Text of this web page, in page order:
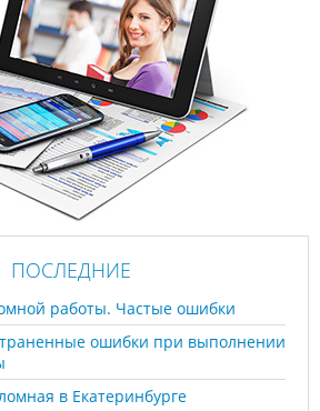
ПОСЛЕДНИЕ
работы. Частые ошибки
ошибки при выполнении
в Екатеринбурге